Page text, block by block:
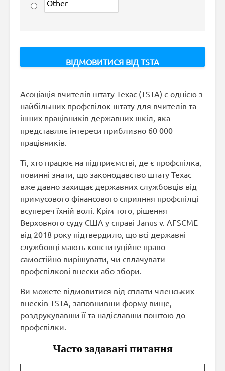
Асоціація вчителів штату Техас (TSTA) є однією з
найбільших профспілок штату для вчителів та
інших працівників державних шкіл, яка
представляє інтереси приблизно 60 000
працівників.
Ті, хто працює на підприємстві, де є профспілка,
повинні знати, що законодавство штату Техас
вже давно захищає державних службовців від
примусового фінансового сприяння профспілці
всупереч їхній волі. Крім того, рішення
Верховного суду США у справі Janus v. AFSCME
від 2018 року підтвердило, що всі державні
службовці мають конституційне право
самостійно вирішувати, чи сплачувати
профспілкові внески або збори.
Ви можете відмовитися від сплати членських
внесків TSTA, заповнивши форму вище,
роздрукувавши її та надіславши поштою до
профспілки.
Часто задавані питання